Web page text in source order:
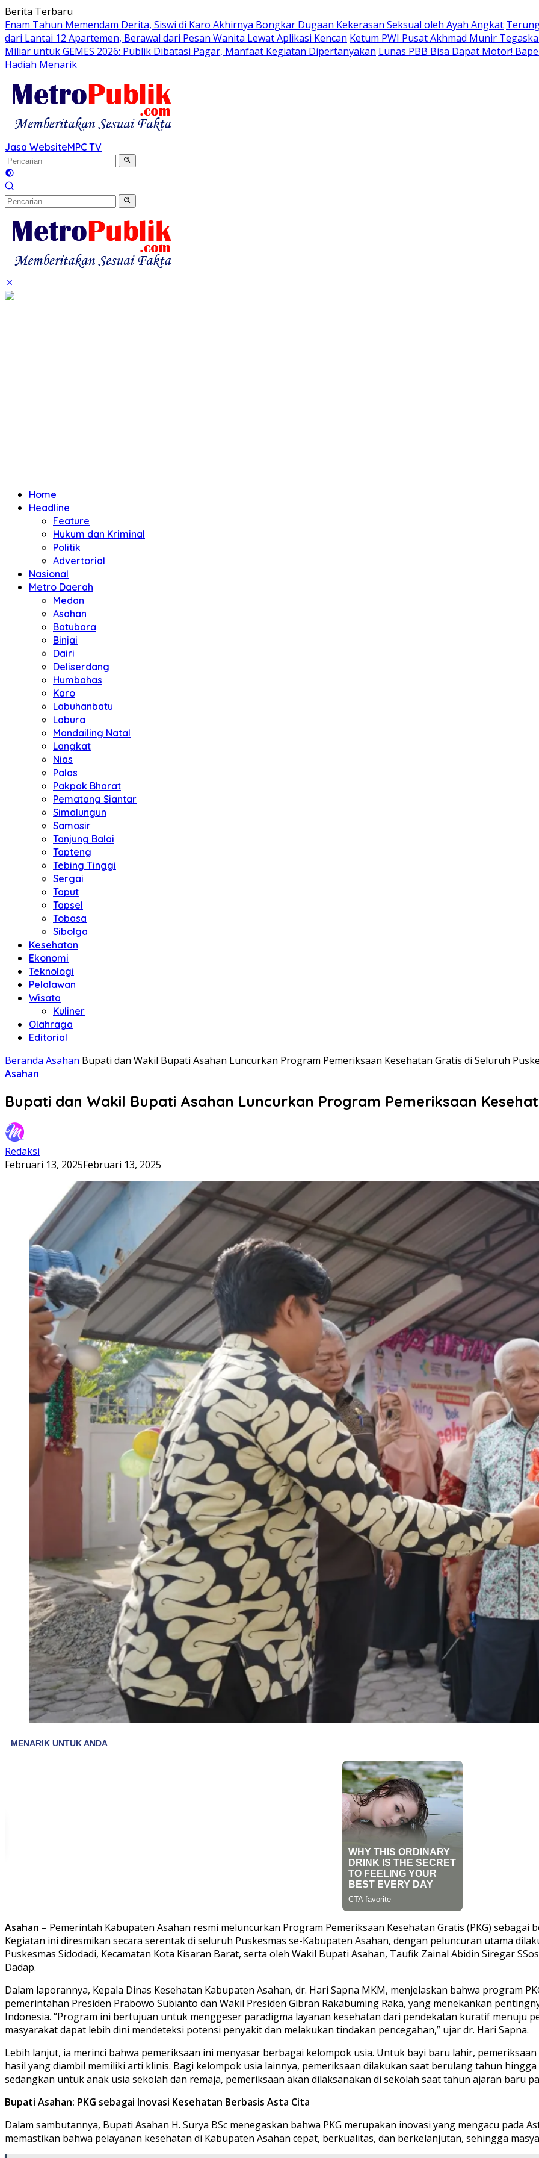
Langsung
ke
konten
Berita Terbaru
Enam Tahun Memendam Derita, Siswi di Karo Akhirnya Bongkar Dugaan Kekerasan Seksual oleh Ayah Angkat
dari Lantai 12 Apartemen, Berawal dari Pesan Wanita Lewat Aplikasi Kencan Ketum PWI Pusat Akhmad Munir
Miliar untuk GEMES 2026: Publik Dibatasi Pagar, Manfaat Kegiatan Dipertanyakan Lunas PBB Bisa Dapat Motor!
Hadiah Menarik
Jasa WebsiteMPC TV
Home
Headline
Feature
Hukum dan Kriminal
Politik
Advertorial
Nasional
Metro Daerah
Medan
Asahan
Batubara
Binjai
Dairi
Deliserdang
Humbahas
Karo
Labuhanbatu
Labura
Mandailing Natal
Langkat
Nias
Palas
Pakpak Bharat
Pematang Siantar
Simalungun
Samosir
Tanjung Balai
Tapteng
Tebing Tinggi
Sergai
Taput
Tapsel
Tobasa
Sibolga
Kesehatan
Ekonomi
Teknologi
Pelalawan
Wisata
Kuliner
Olahraga
Editorial
Beranda Asahan Bupati dan Wakil Bupati Asahan Luncurkan Program Pemeriksaan Kesehatan Gratis di Seluruh
Asahan
Bupati dan Wakil Bupati Asahan Luncurkan Program Pemeriksaan
Redaksi
Februari 13, 2025Februari 13, 2025
Asahan – Pemerintah Kabupaten Asahan resmi meluncurkan Program Pemeriksaan Kesehatan Gratis (PKG)
Kegiatan ini diresmikan secara serentak di seluruh Puskesmas se-Kabupaten Asahan, dengan peluncuran utama
Puskesmas Sidodadi, Kecamatan Kota Kisaran Barat, serta oleh Wakil Bupati Asahan, Taufik Zainal Abidin Siregar
Dadap.
Dalam laporannya, Kepala Dinas Kesehatan Kabupaten Asahan, dr. Hari Sapna MKM, menjelaskan bahwa program
pemerintahan Presiden Prabowo Subianto dan Wakil Presiden Gibran Rakabuming Raka, yang menekankan
Indonesia. “Program ini bertujuan untuk menggeser paradigma layanan kesehatan dari pendekatan kuratif menuju
masyarakat dapat lebih dini mendeteksi potensi penyakit dan melakukan tindakan pencegahan,” ujar dr. Hari Sapna.
Lebih lanjut, ia merinci bahwa pemeriksaan ini menyasar berbagai kelompok usia. Untuk bayi baru lahir,
hasil yang diambil memiliki arti klinis. Bagi kelompok usia lainnya, pemeriksaan dilakukan saat berulang tahun
sedangkan untuk anak usia sekolah dan remaja, pemeriksaan akan dilaksanakan di sekolah saat tahun ajaran baru
Bupati Asahan: PKG sebagai Inovasi Kesehatan Berbasis Asta Cita
Dalam sambutannya, Bupati Asahan H. Surya BSc menegaskan bahwa PKG merupakan inovasi yang mengacu pada
memastikan bahwa pelayanan kesehatan di Kabupaten Asahan cepat, berkualitas, dan berkelanjutan, sehingga